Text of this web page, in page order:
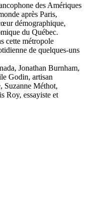
des Amériques
après Paris,
démographique,
du Québec.
cette métropole
de quelques-uns
Jonathan Burnham,
Godin, artisan
Suzanne Méthot,
Roy, essayiste et